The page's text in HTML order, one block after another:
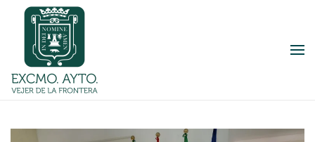
Skip to main content